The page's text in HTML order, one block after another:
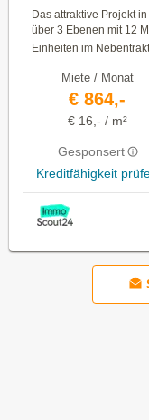
Das attraktive Projekt
über 3 Ebenen mit 12
Einheiten im
Miete / Monat
€ 864,-
€ 16,- / m²
Gesponsert
Kreditfähigkeit